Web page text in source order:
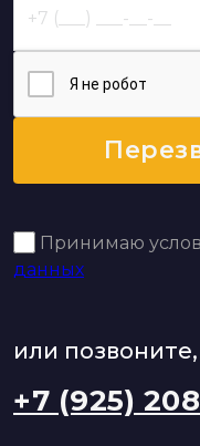
Я нe poбoт
Принимаю
данных
или позвоните,
+7 (925)